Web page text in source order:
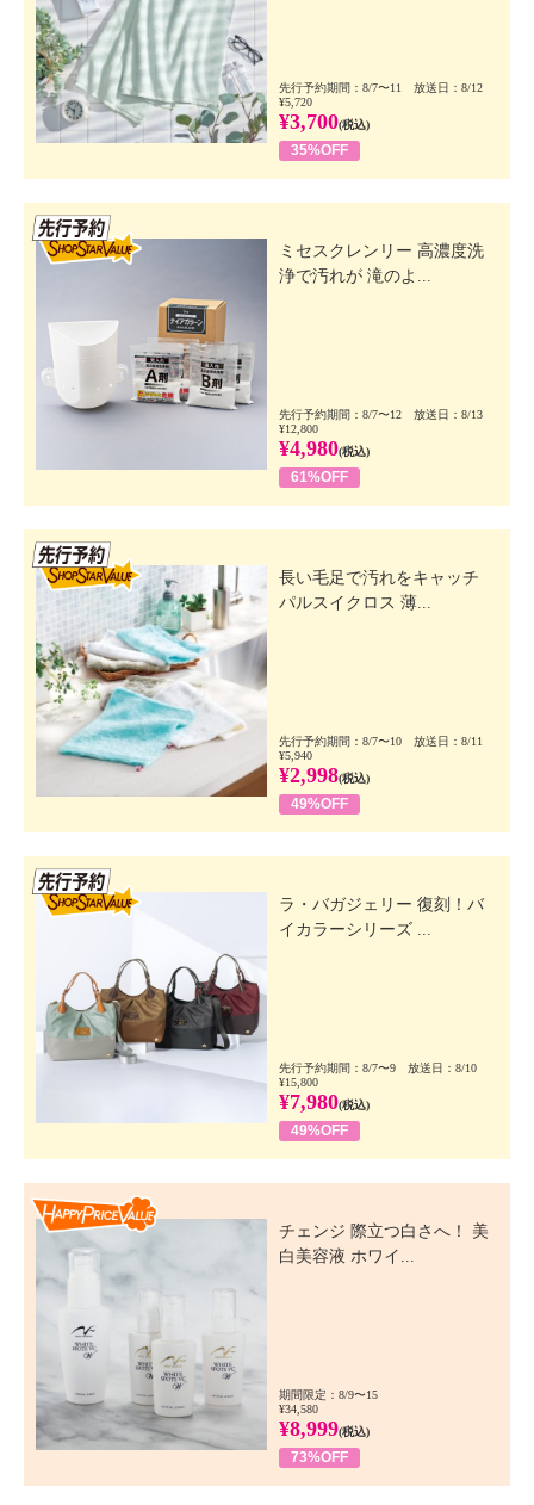
先行予約期間：8/7〜11 放送日：8/12
¥5,720
¥3,700(税込)
35%OFF
ミセスクレンリー 高濃度洗
浄で汚れが 滝のよ...
先行予約期間：8/7〜12 放送日：8/13
¥12,800
¥4,980(税込)
61%OFF
長い毛足で汚れをキャッチ
パルスイクロス 薄...
先行予約期間：8/7〜10 放送日：8/11
¥5,940
¥2,998(税込)
49%OFF
ラ・バガジェリー 復刻！バ
イカラーシリーズ ...
先行予約期間：8/7〜9 放送日：8/10
¥15,800
¥7,980(税込)
49%OFF
チェンジ 際立つ白さへ！ 美
白美容液 ホワイ...
期間限定：8/9〜15
¥34,580
¥8,999(税込)
73%OFF